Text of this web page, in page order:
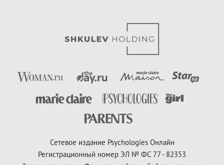
Сетевое издание Psychologies Онлайн
Регистрационный номер ЭЛ № ФС 77 - 82353